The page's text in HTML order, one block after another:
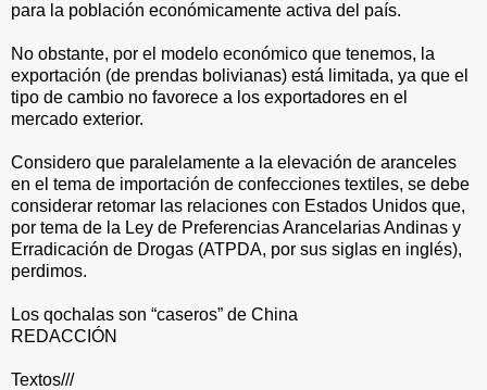
para la población económicamente activa del país.
No obstante, por el modelo económico que tenemos, la
exportación (de prendas bolivianas) está limitada, ya que el
tipo de cambio no favorece a los exportadores en el
mercado exterior.
Considero que paralelamente a la elevación de aranceles
en el tema de importación de confecciones textiles, se debe
considerar retomar las relaciones con Estados Unidos que,
por tema de la Ley de Preferencias Arancelarias Andinas y
Erradicación de Drogas (ATPDA, por sus siglas en inglés),
perdimos.
Los qochalas son “caseros” de China
REDACCIÓN
Textos///